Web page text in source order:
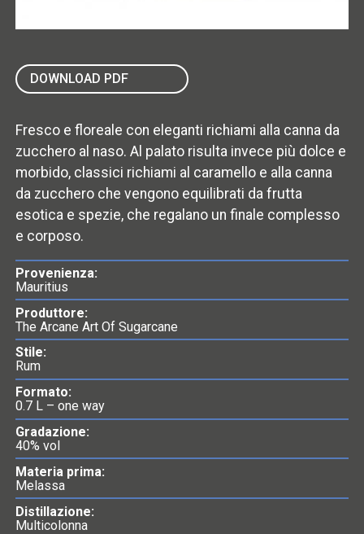
DOWNLOAD PDF
Fresco e floreale con eleganti richiami alla canna da
zucchero al naso. Al palato risulta invece più dolce e
morbido, classici richiami al caramello e alla canna
da zucchero che vengono equilibrati da frutta
esotica e spezie, che regalano un finale complesso
e corposo.
Provenienza:
Mauritius
Produttore:
The Arcane Art Of Sugarcane
Stile:
Rum
Formato:
0.7 L – one way
Gradazione:
40% vol
Materia prima:
Melassa
Distillazione:
Multicolonna